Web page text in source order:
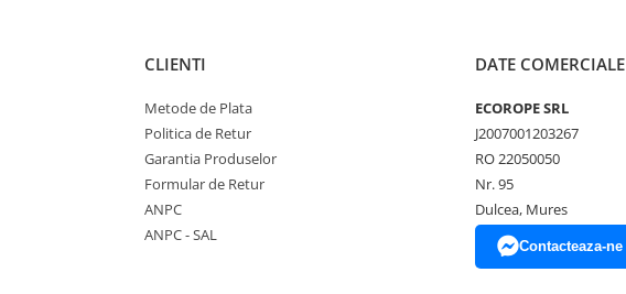
CLIENTI
Metode de Plata
Politica de Retur
Garantia Produselor
Formular de Retur
ANPC
ANPC - SAL
DATE COMERCIALE
ECOROPE SRL
J2007001203267
RO 22050050
Nr. 95
Dulcea, Mures
Contacteaza-ne